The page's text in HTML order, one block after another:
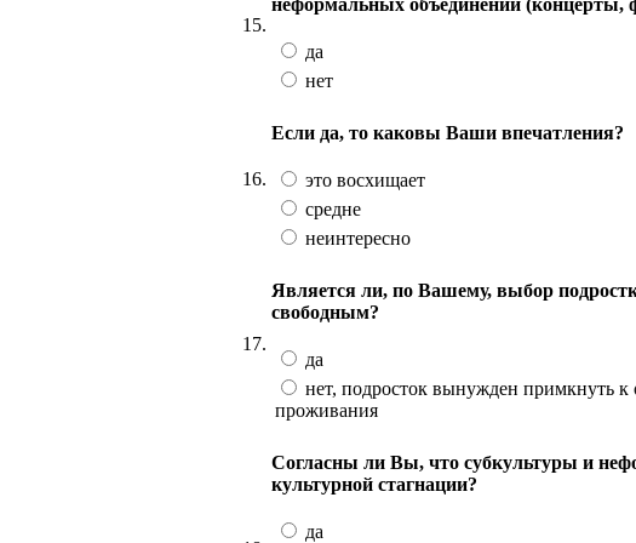
15.
да
нет
16.
Если да, то каковы Ваши впечатления?
это восхищает
средне
неинтересно
17.
Является ли, по Вашему, выбор
свободным?
да
нет, подросток вынужден примкнуть
проживания
Согласны ли Вы, что субкультуры и
культурной стагнации?
да